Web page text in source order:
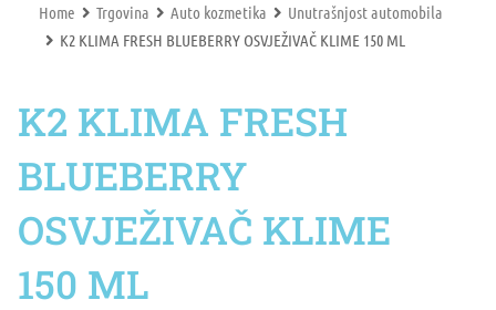
Home Trgovina Auto kozmetika
Unutrašnjost automobila
K2 KLIMA FRESH BLUEBERRY OSVJEŽIVAČ KLIME 150 ML
K2 KLIMA FRESH
BLUEBERRY
OSVJEŽIVAČ KLIME
150 ML